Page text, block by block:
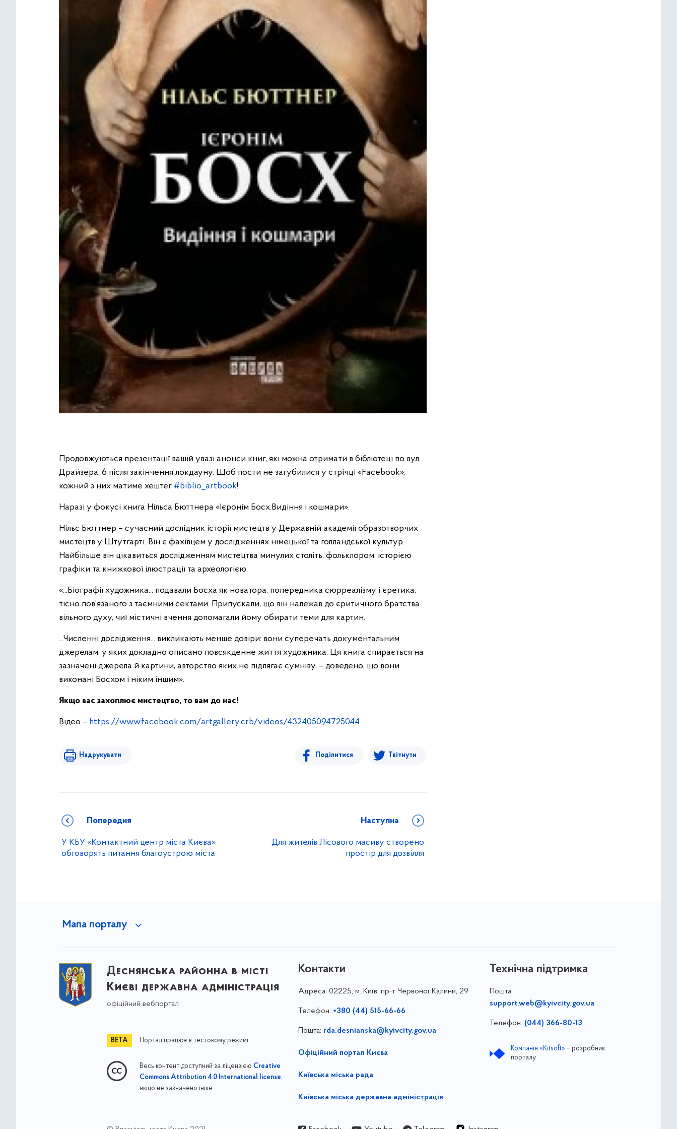
Продовжуються презентації вашій увазі анонси книг, які можна отримати в бібліотеці по вул.
Драйзера, 6 після закінчення локдауну. Щоб пости не загубилися у стрічці «Facebook»,
кожний з них матиме хештег #biblio_artbook!
Наразі у фокусі книга Нільса Бюттнера «Ієронім Босх.Видіння і кошмари».
Нільс Бюттнер – сучасний дослідник історії мистецтв у Державній академії образотворчих
мистецтв у Штутгарті. Він є фахівцем у дослідженнях німецької та голландської культур.
Найбільше він цікавиться дослідженням мистецтва минулих століть, фольклором, історією
графіки та книжкової ілюстрації та археологією.
«...Біографії художника... подавали Босха як новатора, попередника сюрреалізму і єретика,
тісно пов’язаного з таємними сектами. Припускали, що він належав до єритичного братства
вільного духу, чиї містичні вчення допомагали йому обирати теми для картин.
...Численні дослідження... викликають менше довіри: вони суперечать документальним
джерелам, у яких докладно описано повсякденне життя художника. Ця книга спирається на
зазначені джерела й картини, авторство яких не підлягає сумніву, – доведено, що вони
виконані Босхом і ніким іншим».
Якщо вас захоплює мистецтво, то вам до нас!
Відео – https://www.facebook.com/artgallery.crb/videos/432405094725044.
Надрукувати Поділитися Твітнути
Попередня
У КБУ «Контактний центр міста Києва»
обговорять питання благоустрою міста
Наступна
Для жителів Лісового масиву створено
простір для дозвілля
Мапа порталу
Деснянська районна в місті
Києві державна адміністрація
офіційний вебпортал
Портал працює в тестовому режимі
Весь контент доступний за ліцензією Creative
Commons Attribution 4.0 International license,
якщо не зазначено інше
Контакти
Адреса: 02225, м. Київ, пр-т Червоної Калини, 29
Телефон: +380 (44) 515-66-66
Пошта: rda.desnianska@kyivcity.gov.ua
Офіційний портал Києва
Київська міська рада
Київська міська державна адміністрація
Технічна підтримка
Пошта:
support.web@kyivcity.gov.ua
Телефон: (044) 366-80-13
Компанія «Kitsoft» – розробник
порталу